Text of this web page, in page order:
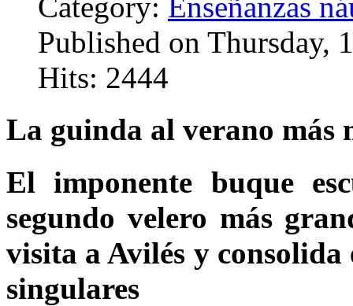
Published on Thursday,
Hits: 2444
La guinda al verano más
El imponente buque
segundo velero más
visita a Avilés y consolida
singulares